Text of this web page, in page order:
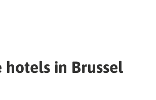
hotels in Brussel